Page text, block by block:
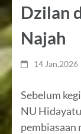
Dzilan
Najah
14 Jan,2026
Sebelum
NU
pembiasaan